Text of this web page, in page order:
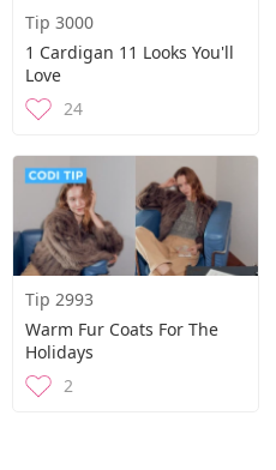
Tip 3000
1 Cardigan 11 Looks You'll
Love
24
Tip 2993
Warm Fur Coats For The
Holidays
2